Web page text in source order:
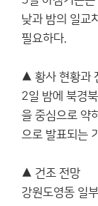
낮과 밤의 일교
필요하다.
▲ 황사 현황과
2일 밤에 북경
을 중심으로 약
으로 발표되는
▲ 건조 전망
강원도영동 일